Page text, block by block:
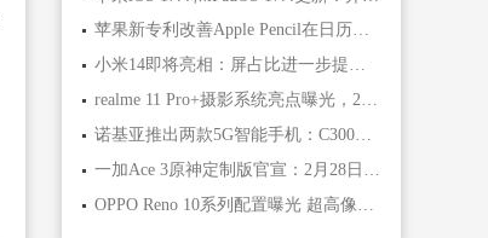
苹果新专利改善Apple Pencil在日历应用中的手写体验
小米14即将亮相：屏占比进一步提升，成为业界最窄边框手机之一
realme 11 Pro+摄影系统亮点曝光，200MP主摄引领潮流！
诺基亚推出两款5G智能手机：C300和C110
一加Ace 3原神定制版官宣：2月28日晚见，行业首发全新工艺
OPPO Reno 10系列配置曝光 超高像素摄像头打造人像大片！